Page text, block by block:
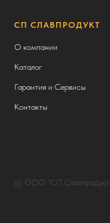
СП СЛАВПРОДУКТ
О компании
Каталог
Гарантия и Сервисы
Контакты
© ООО "СП Славпродукт"